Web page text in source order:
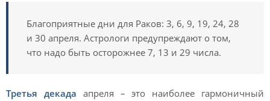
Благоприятные дни для Раков: 3, 6, 9, 19, 24, 28
и 30 апреля. Астрологи предупреждают о том,
что надо быть осторожнее 7, 13 и 29 числа.
Третья декада апреля – это наиболее гармоничный